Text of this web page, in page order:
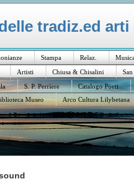
tradiz.ed
Stampa Relaz.
Artisti Chiusa & Chisalini
S. P. Perriere Catalogo Poeti
Museo Arco Cultura Lilybetana